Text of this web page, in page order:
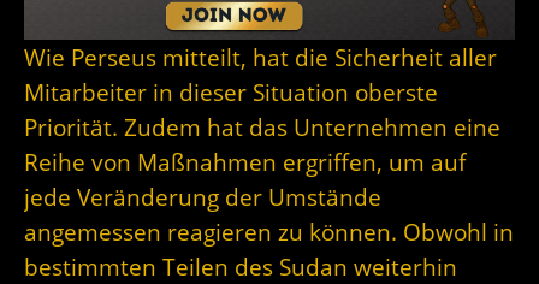
Wie Perseus mitteilt, hat die Sicherheit aller
Mitarbeiter in dieser Situation oberste
Priorität. Zudem hat das Unternehmen eine
Reihe von Maßnahmen ergriffen, um auf
jede Veränderung der Umstände
angemessen reagieren zu können. Obwohl in
bestimmten Teilen des Sudan weiterhin